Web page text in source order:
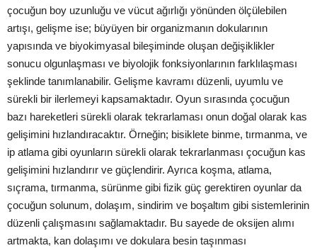
çocuğun boy uzunluğu ve vücut ağırlığı yönünden ölçülebilen
artışı, gelişme ise; büyüyen bir organizmanın dokularının
yapısında ve biyokimyasal bileşiminde oluşan değişiklikler
sonucu olgunlaşması ve biyolojik fonksiyonlarının farklılaşması
şeklinde tanımlanabilir. Gelişme kavramı düzenli, uyumlu ve
sürekli bir ilerlemeyi kapsamaktadır. Oyun sırasında çocuğun
bazı hareketleri sürekli olarak tekrarlaması onun doğal olarak kas
gelişimini hızlandıracaktır. Örneğin; bisiklete binme, tırmanma, ve
ip atlama gibi oyunların sürekli olarak tekrarlanması çocuğun kas
gelişimini hızlandırır ve güçlendirir. Ayrıca koşma, atlama,
sıçrama, tırmanma, sürünme gibi fizik güç gerektiren oyunlar da
çocuğun solunum, dolaşım, sindirim ve boşaltım gibi sistemlerinin
düzenli çalışmasını sağlamaktadır. Bu sayede de oksijen alımı
artmakta, kan dolaşımı ve dokulara besin taşınması